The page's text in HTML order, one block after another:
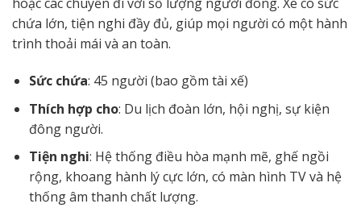
hoặc các chuyến đi với số lượng người đông. Xe có sức
chứa lớn, tiện nghi đầy đủ, giúp mọi người có một hành
trình thoải mái và an toàn.
Sức chứa: 45 người (bao gồm tài xế)
Thích hợp cho: Du lịch đoàn lớn, hội nghị, sự kiện
đông người.
Tiện nghi: Hệ thống điều hòa mạnh mẽ, ghế ngồi
rộng, khoang hành lý cực lớn, có màn hình TV và hệ
thống âm thanh chất lượng.